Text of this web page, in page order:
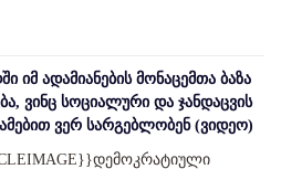
იმ ადამიანების მონაცემთა ბაზა
ვინც სოციალური და ჯანდაცვის
ვერ სარგებლობენ (ვიდეო)